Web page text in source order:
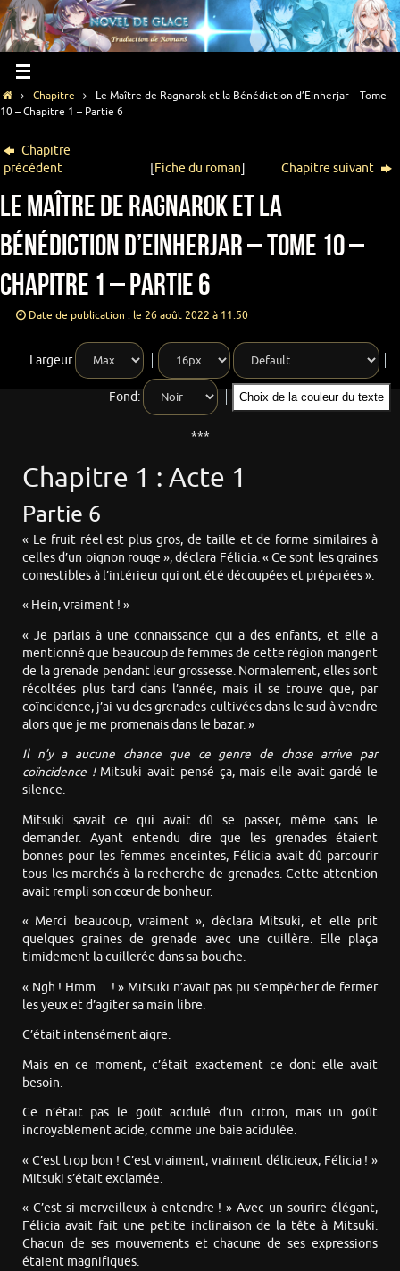
Chapitre
Le Maître de Ragnarok et la Bénédiction d’Einherjar – Tome
10 – Chapitre 1 – Partie 6
Chapitre
précédent
[Fiche du roman] Chapitre suivant
Le Maître de Ragnarok et la
Bénédiction d’Einherjar – Tome 10 –
Chapitre 1 – Partie 6
Date de publication : le 26 août 2022 à 11:50
Largeur
Fond: Choix de la couleur du texte
***
Chapitre 1 : Acte 1
Partie 6
« Le fruit réel est plus gros, de taille et de forme similaires à
celles d’un oignon rouge », déclara Félicia. « Ce sont les graines
comestibles à l’intérieur qui ont été découpées et préparées ».
« Hein, vraiment ! »
« Je parlais à une connaissance qui a des enfants, et elle a
mentionné que beaucoup de femmes de cette région mangent
de la grenade pendant leur grossesse. Normalement, elles sont
récoltées plus tard dans l’année, mais il se trouve que, par
coïncidence, j’ai vu des grenades cultivées dans le sud à vendre
alors que je me promenais dans le bazar. »
Il n’y a aucune chance que ce genre de chose arrive par
coïncidence !Mitsuki avait pensé ça, mais elle avait gardé le
silence.
Mitsuki savait ce qui avait dû se passer, même sans le
demander. Ayant entendu dire que les grenades étaient
bonnes pour les femmes enceintes, Félicia avait dû parcourir
tous les marchés à la recherche de grenades. Cette attention
avait rempli son cœur de bonheur.
« Merci beaucoup, vraiment », déclara Mitsuki, et elle prit
quelques graines de grenade avec une cuillère. Elle plaça
timidement la cuillerée dans sa bouche.
« Ngh ! Hmm… ! » Mitsuki n’avait pas pu s’empêcher de fermer
les yeux et d’agiter sa main libre.
C’était intensément aigre.
Mais en ce moment, c’était exactement ce dont elle avait
besoin.
Ce n’était pas le goût acidulé d’un citron, mais un goût
incroyablement acide, comme une baie acidulée.
« C’est trop bon ! C’est vraiment, vraiment délicieux, Félicia ! »
Mitsuki s’était exclamée.
« C’est si merveilleux à entendre ! » Avec un sourire élégant,
Félicia avait fait une petite inclinaison de la tête à Mitsuki.
Chacun de ses mouvements et chacune de ses expressions
étaient magnifiques.